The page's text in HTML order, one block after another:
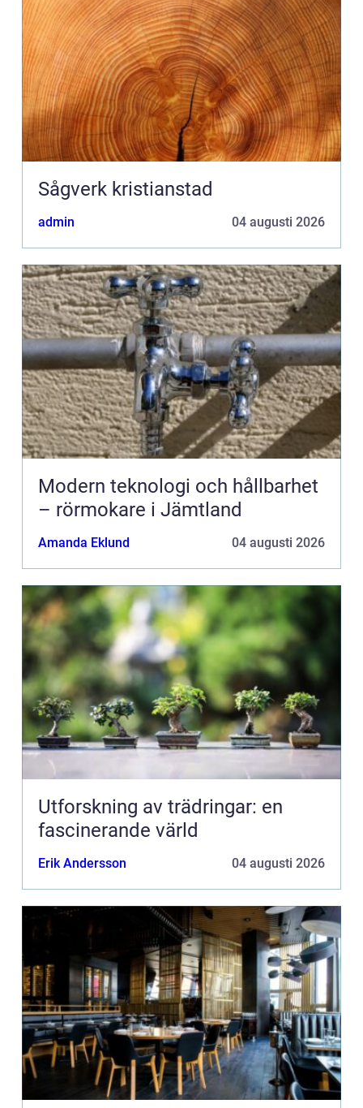
Sågverk kristianstad
admin 04 augusti 2026
Modern teknologi och hållbarhet
– rörmokare i Jämtland
Amanda Eklund 04 augusti 2026
Utforskning av trädringar: en
fascinerande värld
Erik Andersson 04 augusti 2026